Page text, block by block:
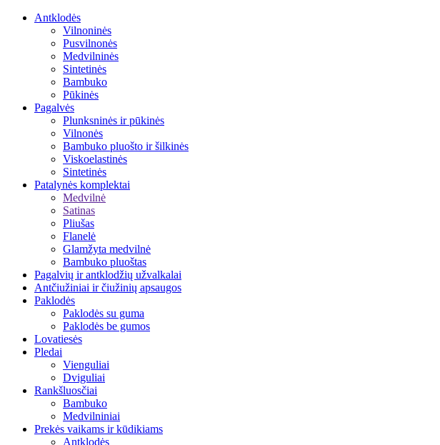
Antklodės
Vilnoninės
Pusvilnonės
Medvilninės
Sintetinės
Bambuko
Pūkinės
Pagalvės
Plunksninės ir pūkinės
Vilnonės
Bambuko pluošto ir šilkinės
Viskoelastinės
Sintetinės
Patalynės komplektai
Medvilnė
Satinas
Pliušas
Flanelė
Glamžyta medvilnė
Bambuko pluoštas
Pagalvių ir antklodžių užvalkalai
Antčiužiniai ir čiužinių apsaugos
Paklodės
Paklodės su guma
Paklodės be gumos
Lovatiesės
Pledai
Vienguliai
Dviguliai
Rankšluosčiai
Bambuko
Medvilniniai
Prekės vaikams ir kūdikiams
Antklodės